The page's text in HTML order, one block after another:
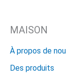
MAISON
À propos de
Des produits